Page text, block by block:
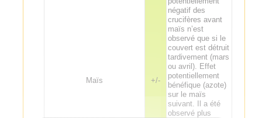
Maïs +/-
négatif des
crucifères avant
maïs n’est
observé que si le
couvert est détruit
tardivement (mars
ou avril). Effet
potentiellement
bénéfique (azote)
sur le maïs
suivant. Il a été
observé plus